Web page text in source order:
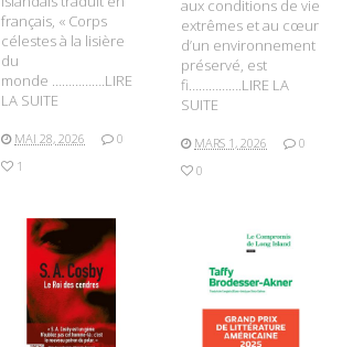
français, « Corps
célestes à la lisière
du
monde …………….LIRE
LA SUITE
MAI 28, 2026
0
1
aux conditions de vie
extrêmes et au cœur
d’un environnement
préservé, est
fi…………….LIRE LA
SUITE
MARS 1, 2026
0
0
LIRE LA SUITE LIRE LA SUITE